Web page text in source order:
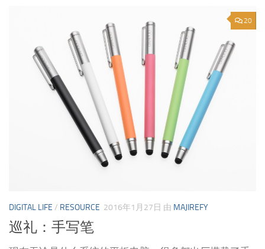
20
DIGITAL LIFE / RESOURCE 2016年1月27日 由 MAJIREFY
巡礼：手写笔